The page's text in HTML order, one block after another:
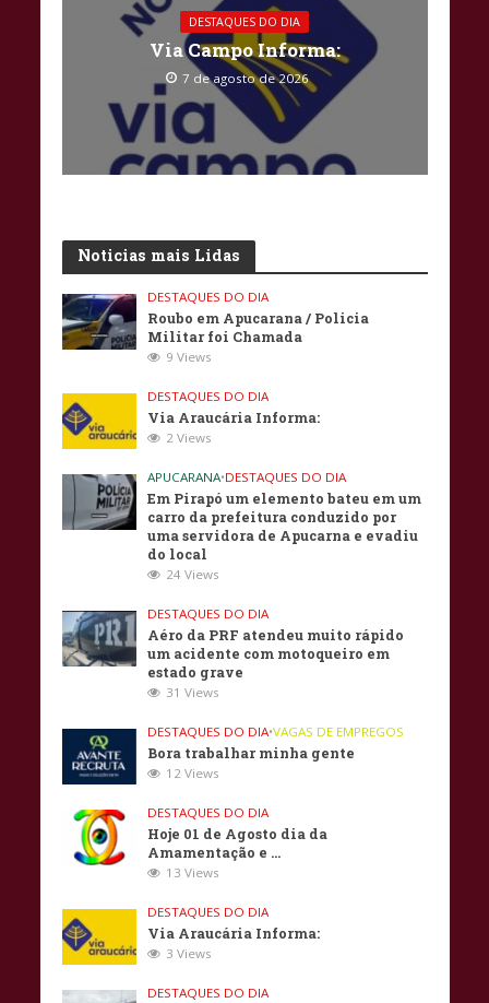
DESTAQUES DO DIA
Via Campo Informa:
7 de agosto de 2026
Noticias mais Lidas
DESTAQUES DO DIA
Roubo em Apucarana / Policia
Militar foi Chamada
9 Views
DESTAQUES DO DIA
Via Araucária Informa:
2 Views
APUCARANA•DESTAQUES DO DIA
Em Pirapó um elemento bateu em um
carro da prefeitura conduzido por
uma servidora de Apucarna e evadiu
do local
24 Views
DESTAQUES DO DIA
Aéro da PRF atendeu muito rápido
um acidente com motoqueiro em
estado grave
31 Views
DESTAQUES DO DIA•VAGAS DE EMPREGOS
Bora trabalhar minha gente
12 Views
DESTAQUES DO DIA
Hoje 01 de Agosto dia da
Amamentação e …
13 Views
DESTAQUES DO DIA
Via Araucária Informa:
3 Views
DESTAQUES DO DIA